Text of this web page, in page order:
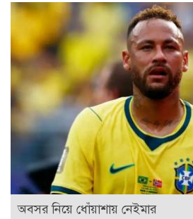
অবসর নিয়ে ধোঁয়াশায় নেইমার